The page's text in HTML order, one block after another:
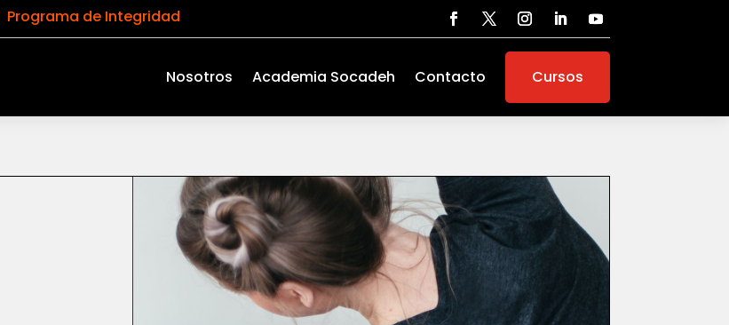
Programa de Integridad
Nosotros Academia Socadeh Contacto Cursos